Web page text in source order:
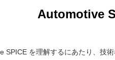
Automotive
SPICE を理解するにあたり、技